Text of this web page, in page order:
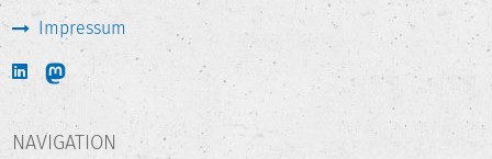
Impressum
NAVIGATION